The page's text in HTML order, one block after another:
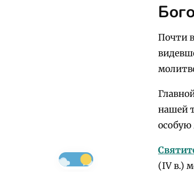
Почти
нашей
особую
(IV в.)